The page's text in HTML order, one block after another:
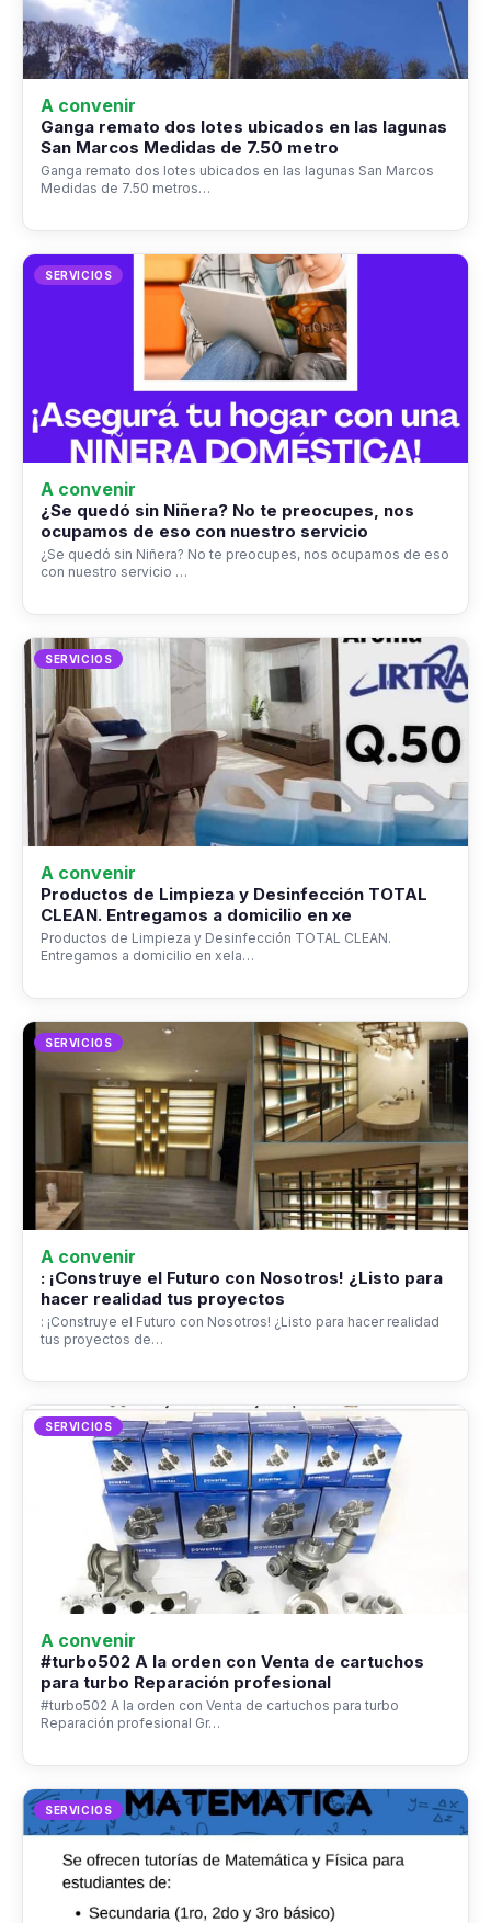
A convenir
Ganga remato dos lotes ubicados en las lagunas
San Marcos Medidas de 7.50 metro
Ganga remato dos lotes ubicados en las lagunas San Marcos
Medidas de 7.50 metros…
SERVICIOS
A convenir
¿Se quedó sin Niñera? No te preocupes, nos
ocupamos de eso con nuestro servicio
¿Se quedó sin Niñera? No te preocupes, nos ocupamos de eso
con nuestro servicio …
SERVICIOS
A convenir
Productos de Limpieza y Desinfección TOTAL
CLEAN. Entregamos a domicilio en xe
Productos de Limpieza y Desinfección TOTAL CLEAN.
Entregamos a domicilio en xela…
SERVICIOS
A convenir
: ¡Construye el Futuro con Nosotros! ¿Listo para
hacer realidad tus proyectos
: ¡Construye el Futuro con Nosotros! ¿Listo para hacer realidad
tus proyectos de…
SERVICIOS
A convenir
#turbo502 A la orden con Venta de cartuchos
para turbo Reparación profesional
#turbo502 A la orden con Venta de cartuchos para turbo
Reparación profesional Gr…
SERVICIOS